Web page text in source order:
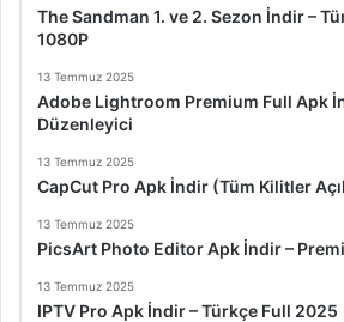
The Sandman 1. ve 2. Sezon İndir –
1080P
13 Temmuz 2025
Adobe Lightroom Premium Full Apk
Düzenleyici
13 Temmuz 2025
CapCut Pro Apk İndir (Tüm Kilitler
13 Temmuz 2025
PicsArt Photo Editor Apk İndir –
13 Temmuz 2025
IPTV Pro Apk İndir – Türkçe Full 2025